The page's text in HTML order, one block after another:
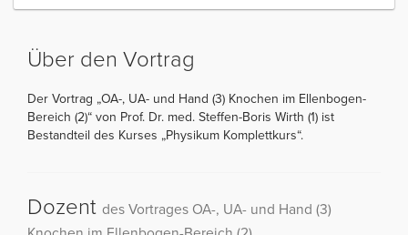
Über den Vortrag
Der Vortrag „OA-, UA- und Hand (3) Knochen im Ellenbogen-
Bereich (2)“ von Prof. Dr. med. Steffen-Boris Wirth (1) ist
Bestandteil des Kurses „Physikum Komplettkurs“.
Dozent des Vortrages OA-, UA- und Hand (3)